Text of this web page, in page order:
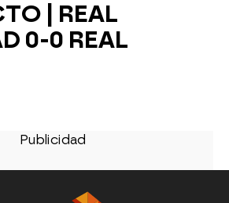
| REAL
0-0 REAL